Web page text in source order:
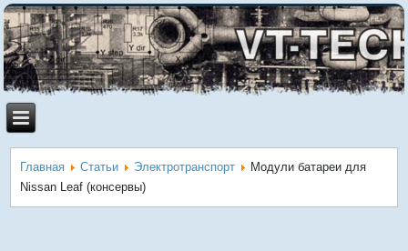
Главная Статьи Электротранспорт
Модули батареи для
Nissan Leaf (консервы)